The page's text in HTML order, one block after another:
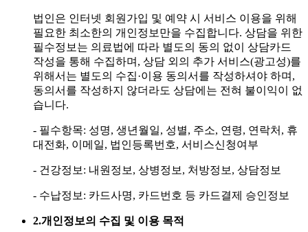
법인은 인터넷 회원가입 및 예약 시 서비스 이용을 위해
필요한 최소한의 개인정보만을 수집합니다. 상담을 위한
필수정보는 의료법에 따라 별도의 동의 없이 상담카드
작성을 통해 수집하며, 상담 외의 추가 서비스(광고성)를
위해서는 별도의 수집·이용 동의서를 작성하셔야 하며,
동의서를 작성하지 않더라도 상담에는 전혀 불이익이 없
습니다.
- 필수항목: 성명, 생년월일, 성별, 주소, 연령, 연락처, 휴
대전화, 이메일, 법인등록번호, 서비스신청여부
- 건강정보: 내원정보, 상병정보, 처방정보, 상담정보
- 수납정보: 카드사명, 카드번호 등 카드결제 승인정보
2.개인정보의 수집 및 이용 목적